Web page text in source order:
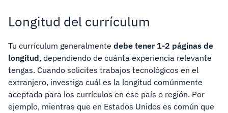
Longitud del currículum
Tu currículum generalmente debe tener 1-2 páginas de
longitud, dependiendo de cuánta experiencia relevante
tengas. Cuando solicites trabajos tecnológicos en el
extranjero, investiga cuál es la longitud comúnmente
aceptada para los currículos en ese país o región. Por
ejemplo, mientras que en Estados Unidos es común que